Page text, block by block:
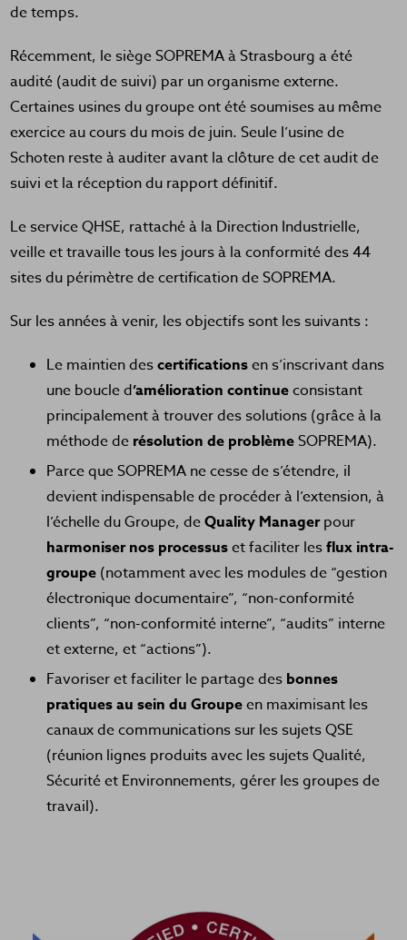
de temps.
Récemment, le siège SOPREMA à Strasbourg a été
audité (audit de suivi) par un organisme externe.
Certaines usines du groupe ont été soumises au même
exercice au cours du mois de juin. Seule l’usine de
Schoten reste à auditer avant la clôture de cet audit de
suivi et la réception du rapport définitif.
Le service QHSE, rattaché à la Direction Industrielle,
veille et travaille tous les jours à la conformité des 44
sites du périmètre de certification de SOPREMA.
Sur les années à venir, les objectifs sont les suivants :
Le maintien descertificationsen s’inscrivant dans
une boucle d’amélioration continueconsistant
principalement à trouver des solutions (grâce à la
méthode de résolution de problèmeSOPREMA).
Parce que SOPREMA ne cesse de s’étendre, il
devient indispensable de procéder à l’extension, à
l’échelle du Groupe, deQuality Managerpour
harmoniser nos processuset faciliter lesflux intra-
groupe (notamment avec les modules de “gestion
électronique documentaire”, “non-conformité
clients”, “non-conformité interne”, “audits” interne
et externe, et “actions”).
Favoriser et faciliter le partage des bonnes
pratiques au sein du Groupeen maximisant les
canaux de communications sur les sujets QSE
(réunion lignes produits avec les sujets Qualité,
Sécurité et Environnements, gérer les groupes de
travail).